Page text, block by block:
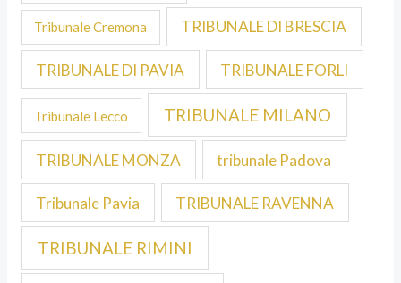
Tribunale Cremona TRIBUNALE DI BRESCIA
TRIBUNALE DI PAVIA TRIBUNALE FORLI
Tribunale Lecco TRIBUNALE MILANO
TRIBUNALE MONZA tribunale Padova
Tribunale Pavia TRIBUNALE RAVENNA
TRIBUNALE RIMINI